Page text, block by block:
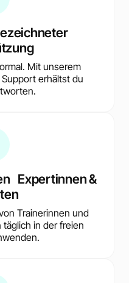
Mit unserem
erhältst du
Expertinnen &
Trainerinnen und
täglich in der freien